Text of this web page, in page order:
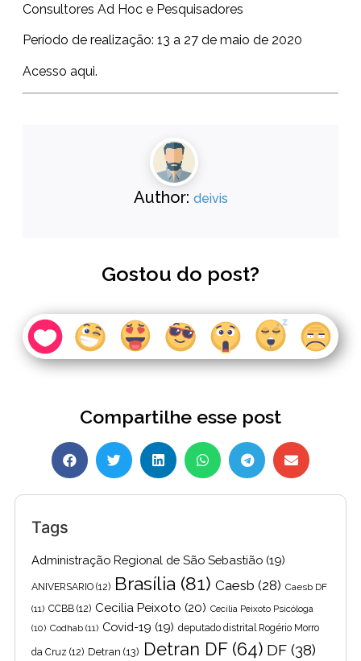
Consultores Ad Hoc e Pesquisadores
Período de realização: 13 a 27 de maio de 2020
Acesso aqui.
Author: deivis
Gostou do post?
Compartilhe esse post
Tags
Administração Regional de São Sebastião (19)
ANIVERSARIO (12) Brasília (81) Caesb (28) Caesb DF
(11) CCBB (12) Cecilia Peixoto (20) Cecília Peixoto Psicóloga
(10) Codhab (11) Covid-19 (19) deputado distrital Rogério Morro
da Cruz (12) Detran (13) Detran DF(64) DF (38)